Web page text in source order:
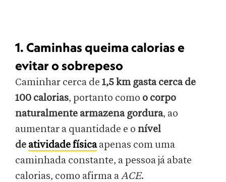
1. Caminhas queima calorias e
evitar o sobrepeso
Caminhar cerca de 1,5 km gasta cerca de
100 calorias, portanto como o corpo
naturalmente armazena gordura, ao
aumentar a quantidade e o nível
de atividade físicaapenas com uma
caminhada constante, a pessoa já abate
calorias, como afirma aACE.